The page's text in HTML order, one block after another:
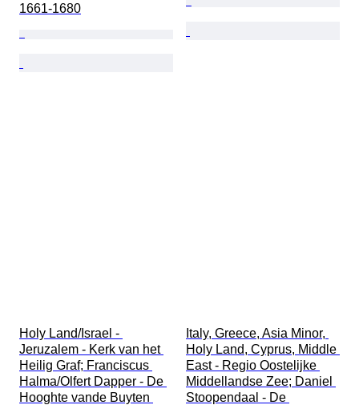
1661-1680
Holy Land/Israel -
Jeruzalem - Kerk van het
Heilig Graf; Franciscus
Halma/Olfert Dapper - De
Hooghte vande Buyten
Italy, Greece, Asia Minor,
Holy Land, Cyprus, Middle
East - Regio Oostelijke
Middellandse Zee; Daniel
Stoopendaal - De